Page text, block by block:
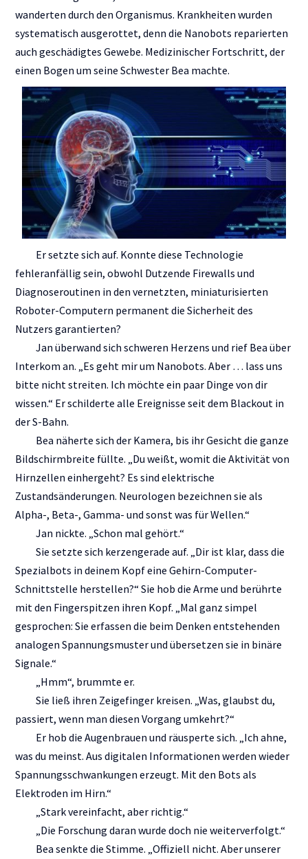
wanderten durch den Organismus. Krankheiten wurden
systematisch ausgerottet, denn die Nanobots reparierten
auch geschädigtes Gewebe. Medizinischer Fortschritt, der
einen Bogen um seine Schwester Bea machte.
Er setzte sich auf. Konnte diese Technologie
fehleranfällig sein, obwohl Dutzende Firewalls und
Diagnoseroutinen in den vernetzten, miniaturisierten
Roboter-Computern permanent die Sicherheit des
Nutzers garantierten?
Jan überwand sich schweren Herzens und rief Bea über
Interkom an. „Es geht mir um Nanobots. Aber … lass uns
bitte nicht streiten. Ich möchte ein paar Dinge von dir
wissen.“ Er schilderte alle Ereignisse seit dem Blackout in
der S-Bahn.
Bea näherte sich der Kamera, bis ihr Gesicht die ganze
Bildschirmbreite füllte. „Du weißt, womit die Aktivität von
Hirnzellen einhergeht? Es sind elektrische
Zustandsänderungen. Neurologen bezeichnen sie als
Alpha-, Beta-, Gamma- und sonst was für Wellen.“
Jan nickte. „Schon mal gehört.“
Sie setzte sich kerzengerade auf. „Dir ist klar, dass die
Spezialbots in deinem Kopf eine Gehirn-Computer-
Schnittstelle herstellen?“ Sie hob die Arme und berührte
mit den Fingerspitzen ihren Kopf. „Mal ganz simpel
gesprochen: Sie erfassen die beim Denken entstehenden
analogen Spannungsmuster und übersetzen sie in binäre
Signale.“
„Hmm“, brummte er.
Sie ließ ihren Zeigefinger kreisen. „Was, glaubst du,
passiert, wenn man diesen Vorgang umkehrt?“
Er hob die Augenbrauen und räusperte sich. „Ich ahne,
was du meinst. Aus digitalen Informationen werden wieder
Spannungsschwankungen erzeugt. Mit den Bots als
Elektroden im Hirn.“
„Stark vereinfacht, aber richtig.“
„Die Forschung daran wurde doch nie weiterverfolgt.“
Bea senkte die Stimme. „Offiziell nicht. Aber unserer